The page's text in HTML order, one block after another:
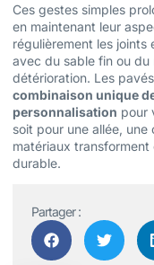
Ces gestes simples
en maintenant leur
régulièrement les joints
avec du sable fin ou du
détérioration. Les
combinaison unique
personnalisation pour
soit pour une allée,
matériaux
durable.
Partager :